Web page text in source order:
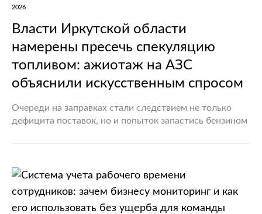
2026
Власти Иркутской области
намерены пресечь спекуляцию
топливом: ажиотаж на АЗС
объяснили искусственным спросом
Очереди на заправках стали следствием не только
дефицита поставок, но и попыток запастись бензином
для нормализации ситуации на рынке автомобильного